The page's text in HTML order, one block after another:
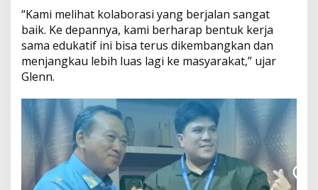
“Kami melihat kolaborasi yang berjalan sangat
baik. Ke depannya, kami berharap bentuk kerja
sama edukatif ini bisa terus dikembangkan dan
menjangkau lebih luas lagi ke masyarakat,” ujar
Glenn.